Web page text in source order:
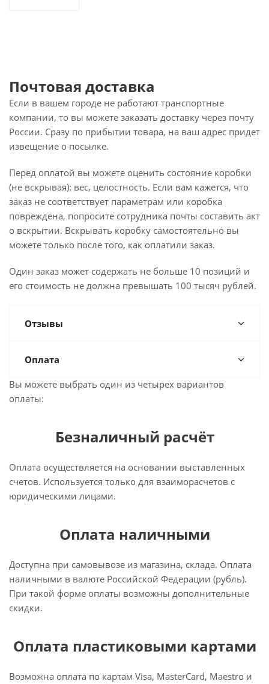
Почтовая доставка
Если в вашем городе не работают транспортные
компании, то вы можете заказать доставку через почту
России. Сразу по прибытии товара, на ваш адрес придет
извещение о посылке.
Перед оплатой вы можете оценить состояние коробки
(не вскрывая): вес, целостность. Если вам кажется, что
заказ не соответствует параметрам или коробка
повреждена, попросите сотрудника почты составить акт
о вскрытии. Вскрывать коробку самостоятельно вы
можете только после того, как оплатили заказ.
Один заказ может содержать не больше 10 позиций и
его стоимость не должна превышать 100 тысяч рублей.
Отзывы
Оплата
Вы можете выбрать один из четырех вариантов
оплаты:
Безналичный расчёт
Оплата осуществляется на основании выставленных
счетов. Используется только для взаиморасчетов с
юридическими лицами.
Оплата наличными
Доступна при самовывозе из магазина, склада. Оплата
наличными в валюте Российской Федерации (рубль).
При такой форме оплаты возможны дополнительные
скидки.
Оплата пластиковыми картами
Возможна оплата по картам Visa, MasterCard, Maestro и